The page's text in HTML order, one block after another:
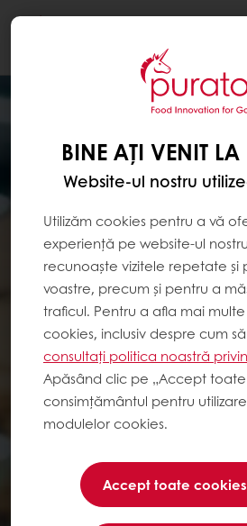
BINE AȚI VENIT LA
Website-ul nostru
Utilizăm cookies pentru a vă
experiență pe website-ul
recunoaște vizitele repetate și
voastre, precum și pentru a
traficul. Pentru a afla mai
cookies, inclusiv despre cum
consultați politica noastră
Apăsând clic pe „Accept
consimțământul pentru
modulelor cookies.
Accept toate cookies